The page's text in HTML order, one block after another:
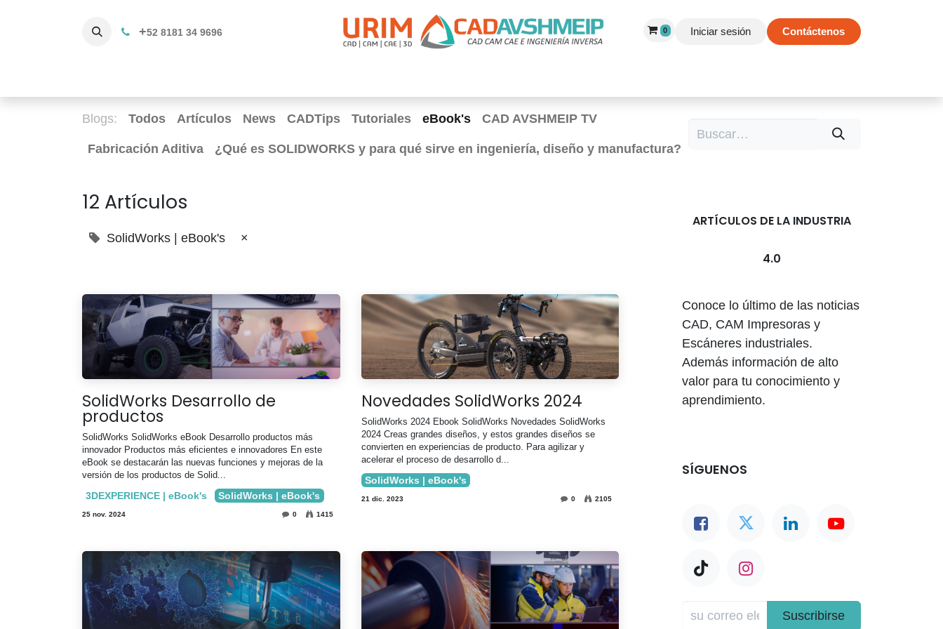
+52 8181 34 9696 0 Iniciar sesión Contáctenos
Blogs: Todos Artículos News CADTips Tutoriales eBook's CAD AVSHMEIP TV
Fabricación Aditiva ¿Qué es SOLIDWORKS y para qué sirve en ingeniería, diseño y manufactura?
12 Artículos
SolidWorks | eBook's ×
SolidWorks Desarrollo de
productos
SolidWorks SolidWorks eBook Desarrollo productos más
innovador Productos más eficientes e innovadores En este
eBook se destacarán las nuevas funciones y mejoras de la
versión de los productos de Solid...
3DEXPERIENCE | eBook's
SolidWorks | eBook's
25 nov. 2024 0 1415
Novedades SolidWorks 2024
SolidWorks 2024 Ebook SolidWorks Novedades SolidWorks
2024 Creas grandes diseños, y estos grandes diseños se
convierten en experiencias de producto. Para agilizar y
acelerar el proceso de desarrollo d...
SolidWorks | eBook's
21 dic. 2023 0 2105
ARTÍCULOS DE LA INDUSTRIA
4.0
Conoce lo último de las noticias
CAD, CAM Impresoras y
Escáneres industriales.
Además información de alto
valor para tu conocimiento y
aprendimiento.
SÍGUENOS
Suscribirse